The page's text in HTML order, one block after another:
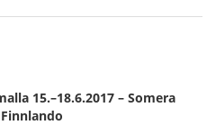
15.–18.6.2017 – Somera